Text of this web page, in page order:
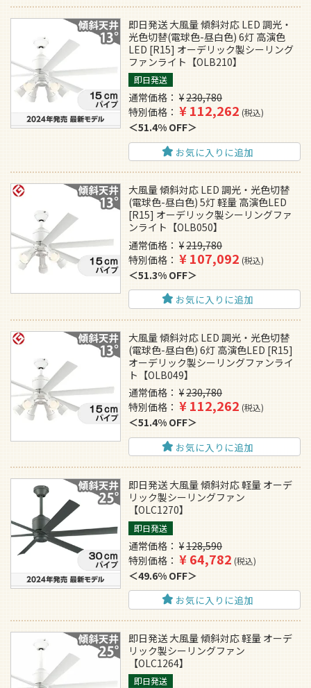
即日発送 大風量 傾斜対応 LED 調光・
光色切替(電球色-昼白色) 6灯 高演色
LED [R15] オーデリック製シーリング
ファンライト【OLB210】
即日発送
通常価格 ¥230,780
特別価格
¥112,262 税込
51.4% OFF
お気に入りに追加
大風量 傾斜対応 LED 調光・光色切替
(電球色-昼白色) 5灯 軽量 高演色LED
[R15] オーデリック製シーリングファ
ンライト【OLB050】
通常価格
¥219,780
特別価格
¥107,092 税込
51.3% OFF
お気に入りに追加
大風量 傾斜対応 LED 調光・光色切替
(電球色-昼白色) 6灯 高演色LED [R15]
オーデリック製シーリングファンライ
ト【OLB049】
通常価格
¥230,780
特別価格
¥112,262 税込
51.4% OFF
お気に入りに追加
即日発送 大風量 傾斜対応 軽量 オーデ
リック製シーリングファン
【OLC1270】
即日発送
通常価格 ¥128,590
特別価格
¥64,782 税込
49.6% OFF
お気に入りに追加
即日発送 大風量 傾斜対応 軽量 オーデ
リック製シーリングファン
【OLC1264】
即日発送